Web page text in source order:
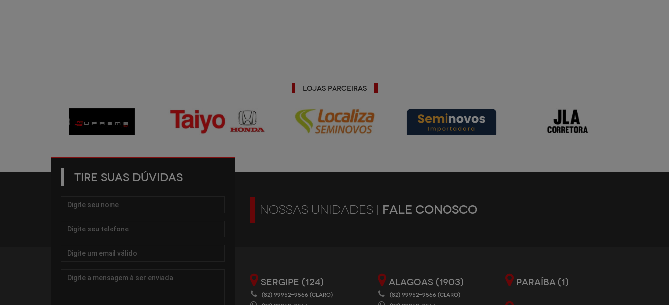
Lojas Parceiras
TIRE SUAS DÚVIDAS
NOSSAS UNIDADES | FALE CONOSCO
SERGIPE (124)
(82) 99952-9566 (CLARO)
ALAGOAS (1903)
(82) 99952-9566 (CLARO)
PARAÍBA (1)